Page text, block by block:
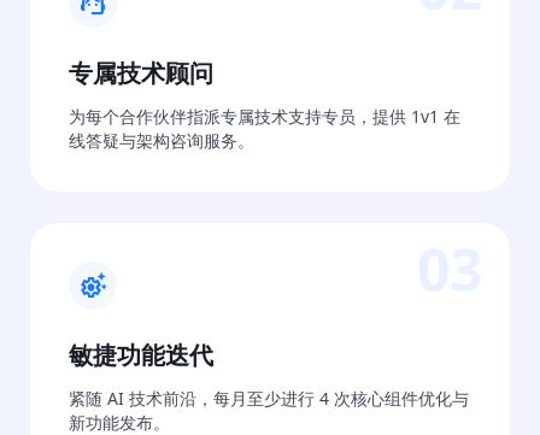
专属技术顾问
为每个合作伙伴指派专属技术支持专员，提供 1v1 在
线答疑与架构咨询服务。
03
settings_suggest
敏捷功能迭代
紧随 AI 技术前沿，每月至少进行 4 次核心组件优化与
新功能发布。